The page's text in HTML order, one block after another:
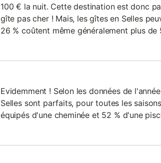
100 € la nuit. Cette destination est donc
gîte pas cher ! Mais, les gîtes en Selles
26 % coûtent même généralement plus
Evidemment ! Selon les données de
Selles sont parfaits, pour toutes les
équipés d'une cheminée et 52 % d'une